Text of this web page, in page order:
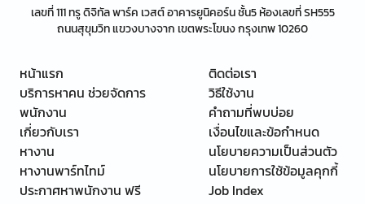
เลขที่ 111 ทรู ดิจิทัล พาร์ค เวสต์ อาคารยูนิคอร์น ชั้น5 ห้องเลขที่ SH555
ถนนสุขุมวิท แขวงบางจาก เขตพระโขนง กรุงเทพ 10260
หน้าแรก
บริการหาคน ช่วยจัดการ
พนักงาน
เกี่ยวกับเรา
หางาน
หางานพาร์ทไทม์
ประกาศหาพนักงาน ฟรี
ติดต่อเรา
วิธีใช้งาน
คำถามที่พบบ่อย
เงื่อนไขและข้อกำหนด
นโยบายความเป็นส่วนตัว
นโยบายการใช้ข้อมูลคุกกี้
Job Index